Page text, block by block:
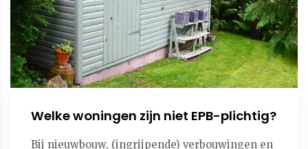
Welke woningen zijn niet EPB-plichtig?
Bij nieuwbouw, (ingrijpende) verbouwingen en